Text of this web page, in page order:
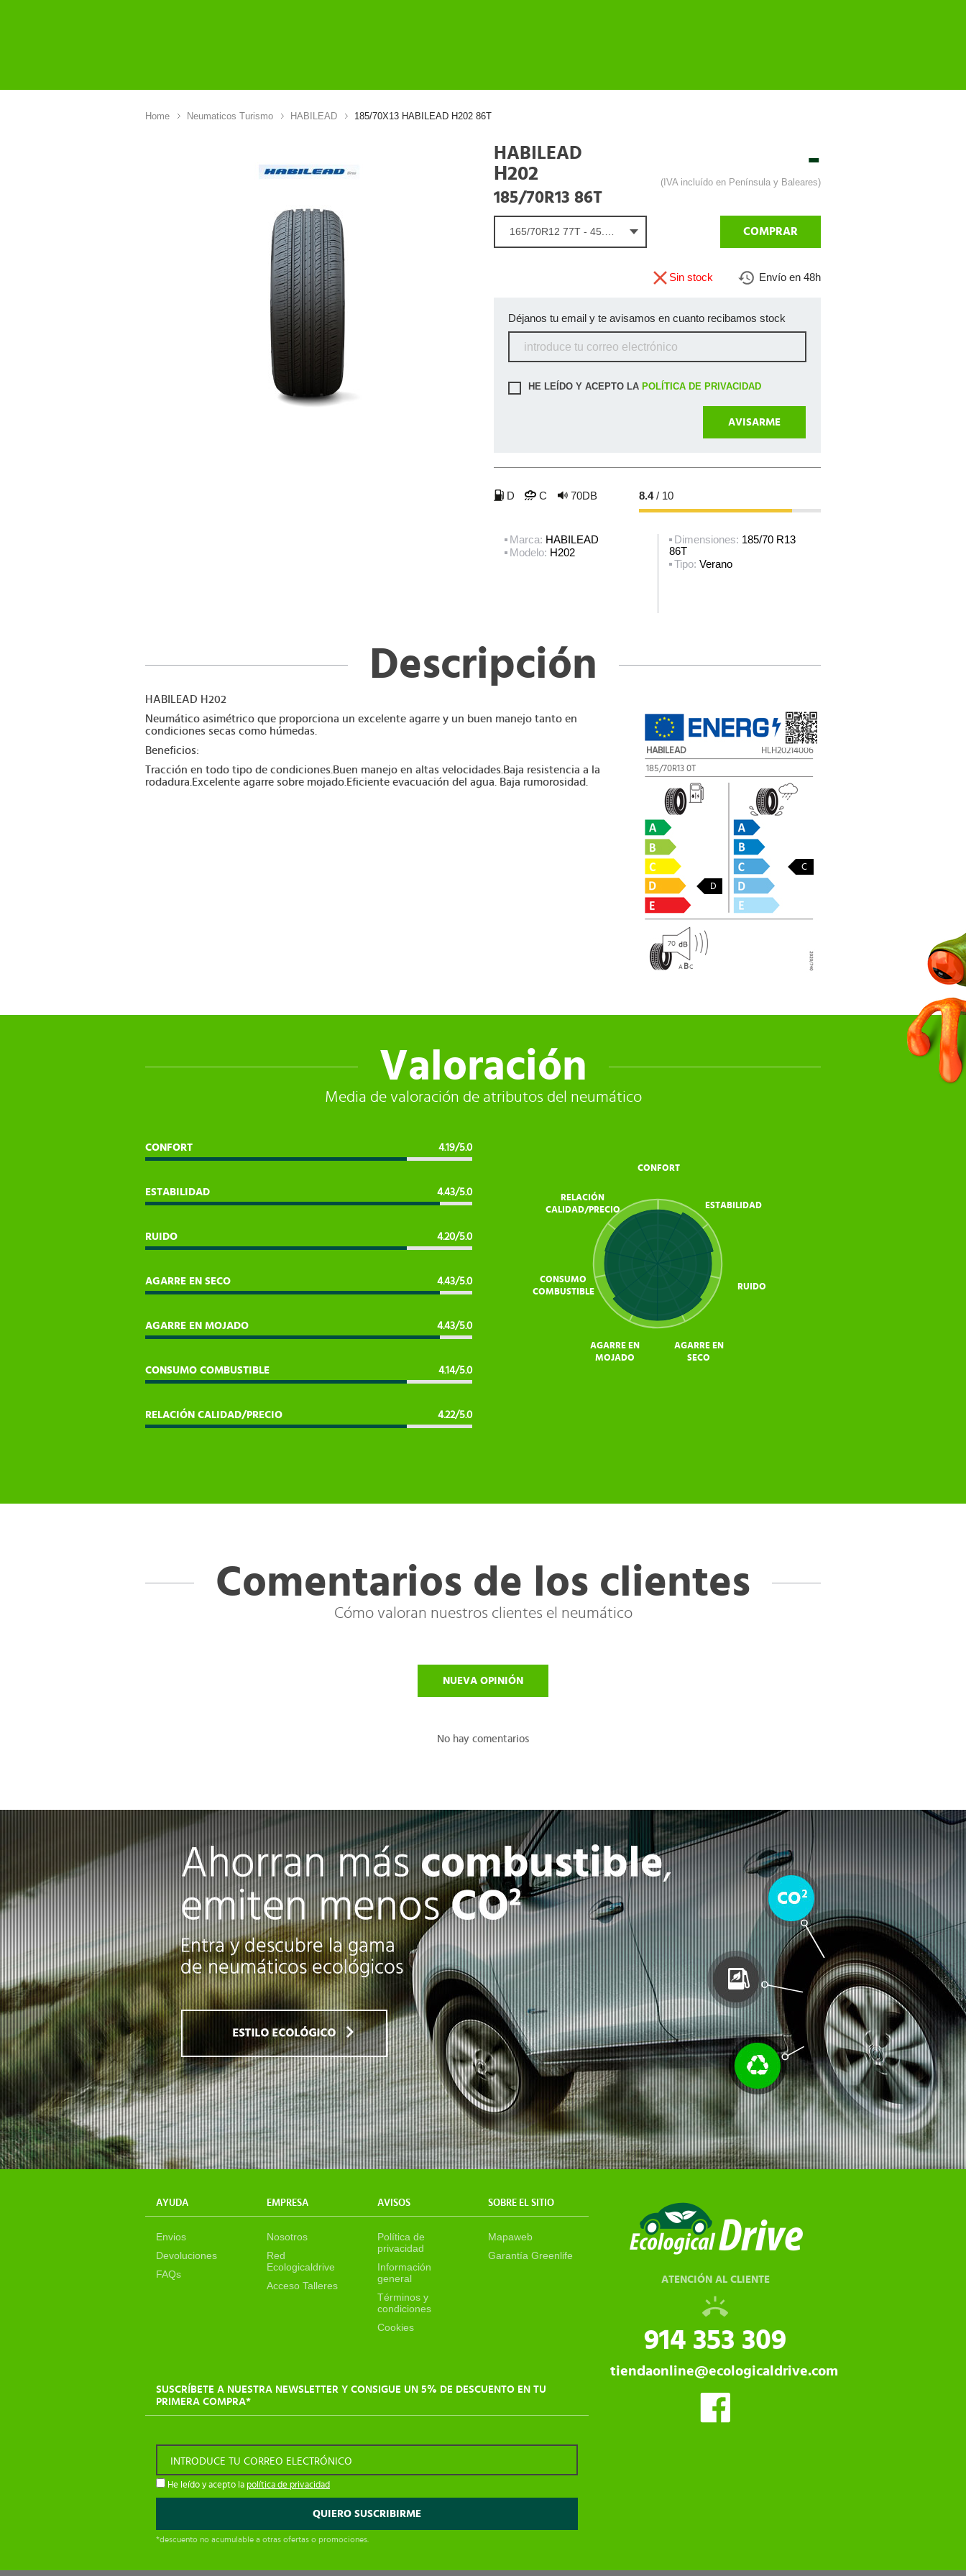
Home Neumaticos Turismo HABILEAD 185/70X13 HABILEAD H202 86T
HABILEAD
H202
185/70R13 86T
-
(IVA incluído en Península y Baleares)
COMPRAR
Sin stock Envío en 48h
Déjanos tu email y te avisamos en cuanto recibamos stock
HE LEÍDO Y ACEPTO LA POLÍTICA DE PRIVACIDAD
D C 70DB 8.4/ 10
Marca: HABILEAD
Modelo: H202
Dimensiones: 185/70 R13
86T
Tipo: Verano
Descripción
HABILEAD H202
Neumático asimétrico que proporciona un excelente agarre y un buen manejo tanto en
condiciones secas como húmedas.
Beneficios:
Tracción en todo tipo de condiciones.Buen manejo en altas velocidades.Baja resistencia a la
rodadura.Excelente agarre sobre mojado.Eficiente evacuación del agua. Baja rumorosidad.
HABILEAD
HLH20214006
185/70R13 0T
D
C
70
A BC
Valoración
Media de valoración de atributos del neumático
CONFORT 4.19/5.0
ESTABILIDAD 4.43/5.0
RUIDO 4.20/5.0
AGARRE EN SECO 4.43/5.0
AGARRE EN MOJADO 4.43/5.0
CONSUMO COMBUSTIBLE 4.14/5.0
RELACIÓN CALIDAD/PRECIO 4.22/5.0
CONFORT
ESTABILIDAD
RUIDO
AGARRE EN
SECO
AGARRE EN
MOJADO
CONSUMO
COMBUSTIBLE
RELACIÓN
CALIDAD/PRECIO
Comentarios de los clientes
Cómo valoran nuestros clientes el neumático
NUEVA OPINIÓN
No hay comentarios
AYUDA EMPRESA AVISOS SOBRE EL SITIO
Envios
Devoluciones
FAQs
Nosotros
Red
Ecologicaldrive
Acceso Talleres
Política de
privacidad
Información
general
Términos y
condiciones
Cookies
Mapaweb
Garantía Greenlife
SUSCRÍBETE A NUESTRA NEWSLETTER Y CONSIGUE UN 5% DE DESCUENTO EN TU
PRIMERA COMPRA*
INTRODUCE TU CORREO ELECTRÓNICO
He leído y acepto la política de privacidad
*descuento no acumulable a otras ofertas o promociones.
ATENCIÓN AL CLIENTE
914 353 309
tiendaonline@ecologicaldrive.com